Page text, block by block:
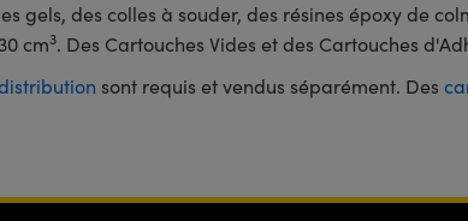
gels, des colles à souder, des résines époxy de
cm3. Des Cartouches Vides et des Cartouches
sont requis et vendus séparément. Des